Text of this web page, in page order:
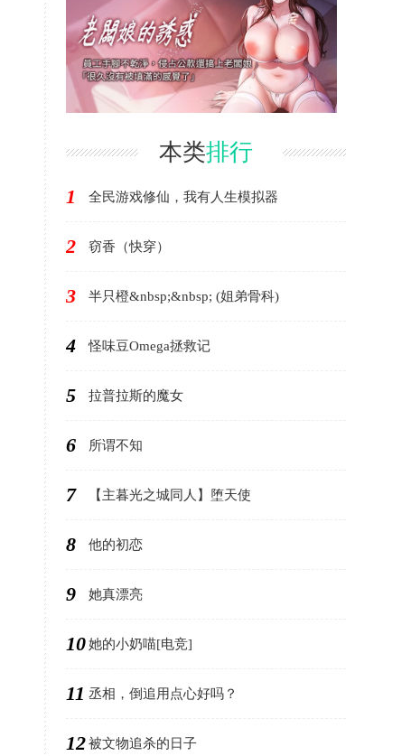
本类排行
1 全民游戏修仙，我有人生模拟器
2 窃香（快穿）
3 半只橙&nbsp;&nbsp; (姐弟骨科)
4 怪味豆Omega拯救记
5 拉普拉斯的魔女
6 所谓不知
7 【主暮光之城同人】堕天使
8 他的初恋
9 她真漂亮
10她的小奶喵[电竞]
11 丞相，倒追用点心好吗？
12被文物追杀的日子